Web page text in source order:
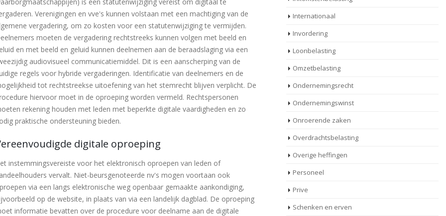
Verenigingen en vve's kunnen volstaan met een machtiging van de
vergadering, om zo kosten voor een statutenwijziging te vermijden.
moeten de vergadering rechtstreeks kunnen volgen met beeld en
en met beeld en geluid kunnen deelnemen aan de beraadslaging via een
audiovisueel communicatiemiddel. Dit is een aanscherping van de
regels voor hybride vergaderingen. Identificatie van deelnemers en de
tot rechtstreekse uitoefening van het stemrecht blijven verplicht. De
hiervoor moet in de oproeping worden vermeld. Rechtspersonen
rekening houden met leden met beperkte digitale vaardigheden en zo
praktische ondersteuning bieden.
digitale oproeping
instemmingsvereiste voor het elektronisch oproepen van leden of
vervalt. Niet-beursgenoteerde nv's mogen voortaan ook
via een langs elektronische weg openbaar gemaakte aankondiging,
op de website, in plaats van via een landelijk dagblad. De oproeping
informatie bevatten over de procedure voor deelname aan de digitale
Internationaal
Invordering
Loonbelasting
Omzetbelasting
Ondernemingsrecht
Ondernemingswinst
Onroerende zaken
Overdrachtsbelasting
Overige heffingen
Personeel
Prive
Schenken en erven